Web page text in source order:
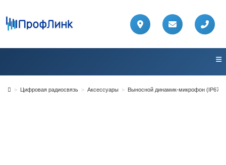
> Цифровая радиосвязь > Аксессуары > Выносной динамик-микрофон (IP67